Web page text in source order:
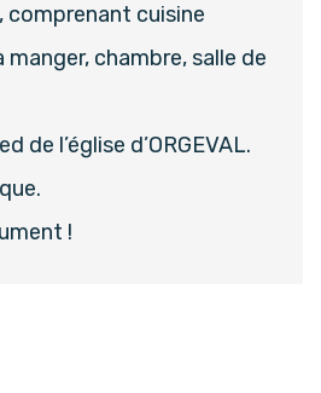
comprenant cuisine
manger, chambre, salle de
de l’église d’ORGEVAL.
!